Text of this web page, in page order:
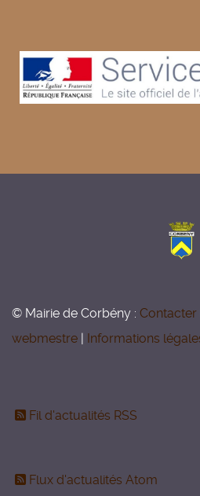
© Mairie de Corbény : Contacter
webmestre
Informations
Fil d'actualités RSS
Flux d'actualités Atom